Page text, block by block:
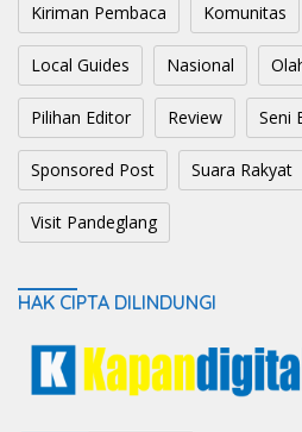
Kiriman Pembaca Komunitas
Local Guides Nasional
Pilihan Editor Review Seni
Sponsored Post Suara Rakyat
Visit Pandeglang
HAK CIPTA DILINDUNGI